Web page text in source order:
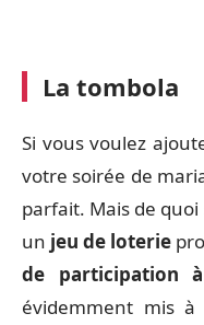
La tombola
Si vous voulez
votre soirée de
parfait. Mais de quoi
un jeu de loterie
de participation
évidemment mis